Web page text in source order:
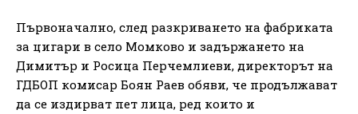
Първоначално, след разкриването на фабриката
за цигари в село Момково и задържането на
Димитър и Росица Перчемлиеви, директорът на
ГДБОП комисар Боян Раев обяви, че продължават
да се издирват пет лица, ред които и